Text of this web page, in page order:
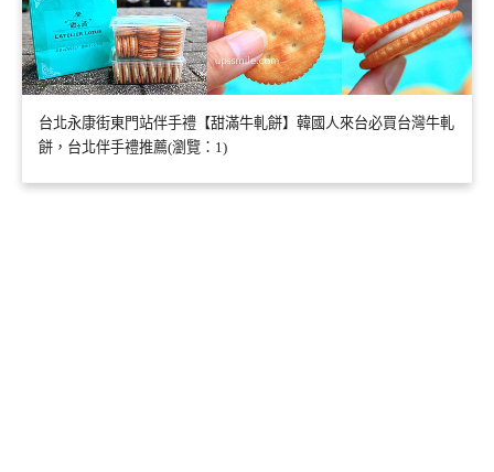
台北永康街東門站伴手禮【甜滿牛軋餅】韓國人來台必買台灣牛軋
餅，台北伴手禮推薦(瀏覽：1)